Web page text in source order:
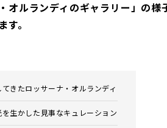
オルランディのギャラリー」の様
。
きたロッサーナ・オルランディ
生かした見事なキュレーション